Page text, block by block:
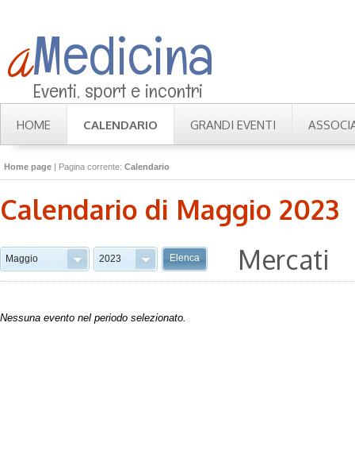
aMedicina
Eventi, sport e incontri
HOME CALENDARIO GRANDI EVENTI
Home page | Pagina corrente: Calendario
Calendario di Maggio 2023
Mercati
Maggio 2023 Elenca
Nessuna evento nel periodo selezionato.